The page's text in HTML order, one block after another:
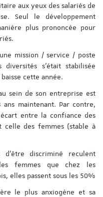
aux yeux des salariés de
Seul le développement
plus prononcée pour
mission / service / poste
s’était stabilisée
cette année.
sein de son entreprise est
maintenant. Par contre,
entre la confiance des
celle des femmes (stable à
discriminé reculent
femmes que chez les
elles passent sous les 50%
le plus anxiogène et sa